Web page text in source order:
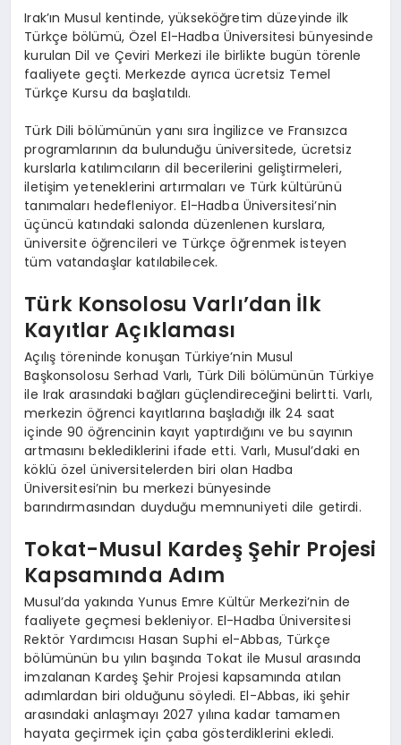
Irak’ın Musul kentinde, yükseköğretim düzeyinde ilk
Türkçe bölümü, Özel El-Hadba Üniversitesi bünyesinde
kurulan Dil ve Çeviri Merkezi ile birlikte bugün törenle
faaliyete geçti. Merkezde ayrıca ücretsiz Temel
Türkçe Kursu da başlatıldı.
Türk Dili bölümünün yanı sıra İngilizce ve Fransızca
programlarının da bulunduğu üniversitede, ücretsiz
kurslarla katılımcıların dil becerilerini geliştirmeleri,
iletişim yeteneklerini artırmaları ve Türk kültürünü
tanımaları hedefleniyor. El-Hadba Üniversitesi’nin
üçüncü katındaki salonda düzenlenen kurslara,
üniversite öğrencileri ve Türkçe öğrenmek isteyen
tüm vatandaşlar katılabilecek.
Türk Konsolosu Varlı’dan İlk
Kayıtlar Açıklaması
Açılış töreninde konuşan Türkiye’nin Musul
Başkonsolosu Serhad Varlı, Türk Dili bölümünün Türkiye
ile Irak arasındaki bağları güçlendireceğini belirtti. Varlı,
merkezin öğrenci kayıtlarına başladığı ilk 24 saat
içinde 90 öğrencinin kayıt yaptırdığını ve bu sayının
artmasını beklediklerini ifade etti. Varlı, Musul’daki en
köklü özel üniversitelerden biri olan Hadba
Üniversitesi’nin bu merkezi bünyesinde
barındırmasından duyduğu memnuniyeti dile getirdi.
Tokat-Musul Kardeş Şehir Projesi
Kapsamında Adım
Musul’da yakında Yunus Emre Kültür Merkezi’nin de
faaliyete geçmesi bekleniyor. El-Hadba Üniversitesi
Rektör Yardımcısı Hasan Suphi el-Abbas, Türkçe
bölümünün bu yılın başında Tokat ile Musul arasında
imzalanan Kardeş Şehir Projesi kapsamında atılan
adımlardan biri olduğunu söyledi. El-Abbas, iki şehir
arasındaki anlaşmayı 2027 yılına kadar tamamen
hayata geçirmek için çaba gösterdiklerini ekledi.